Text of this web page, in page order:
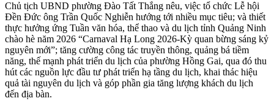
Chủ tịch UBND phường Đào Tất Thắng nêu, việc tổ chức Lễ hội
Đền Đức ông Trần Quốc Nghiễn hướng tới nhiều mục tiêu; và thiết
thực hưởng ứng Tuần văn hóa, thể thao và du lịch tỉnh Quảng Ninh
chào hè năm 2026 “Carnaval Hạ Long 2026-Kỳ quan bừng sáng kỷ
nguyên mới”; tăng cường công tác truyền thông, quảng bá tiềm
năng, thế mạnh phát triển du lịch của phường Hồng Gai, qua đó thu
hút các nguồn lực đầu tư phát triển hạ tầng du lịch, khai thác hiệu
quả tài nguyên du lịch và góp phần gia tăng lượng khách du lịch
đến địa bàn.